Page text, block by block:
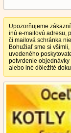
Upozorňujeme
inú e-mailovú adresu,
či mailová schránka
Bohužiaľ sme si
uvedeného
potvrdenie
alebo iné dôležité